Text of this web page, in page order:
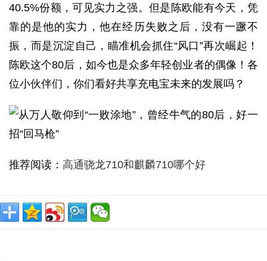
40.5%份额，可见实力之强。但是陈欧能有今天，凭
靠的是他的实力，他在经历失败之后，没有一蹶不
振，而是沉淀自己，瞄准机会抓住“风口”再次崛起！
陈欧这个80后，如今也是众多年轻创业者的偶像！各
位小伙伴们，你们看好共享充电宝未来的发展吗？
推荐阅读： 高通骁龙710和麒麟710哪个好